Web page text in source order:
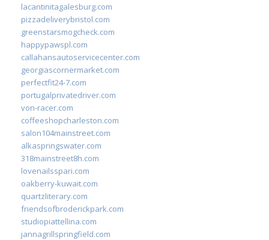
lacantinitagalesburg.com
pizzadeliverybristol.com
greenstarsmogcheck.com
happypawspl.com
callahansautoservicecenter.com
georgiascornermarket.com
perfectfit24-7.com
portugalprivatedriver.com
von-racer.com
coffeeshopcharleston.com
salon104mainstreet.com
alkaspringswater.com
318mainstreet8h.com
lovenailsspari.com
oakberry-kuwait.com
quartzliterary.com
friendsofbroderickpark.com
studiopiattellina.com
jannagrillspringfield.com